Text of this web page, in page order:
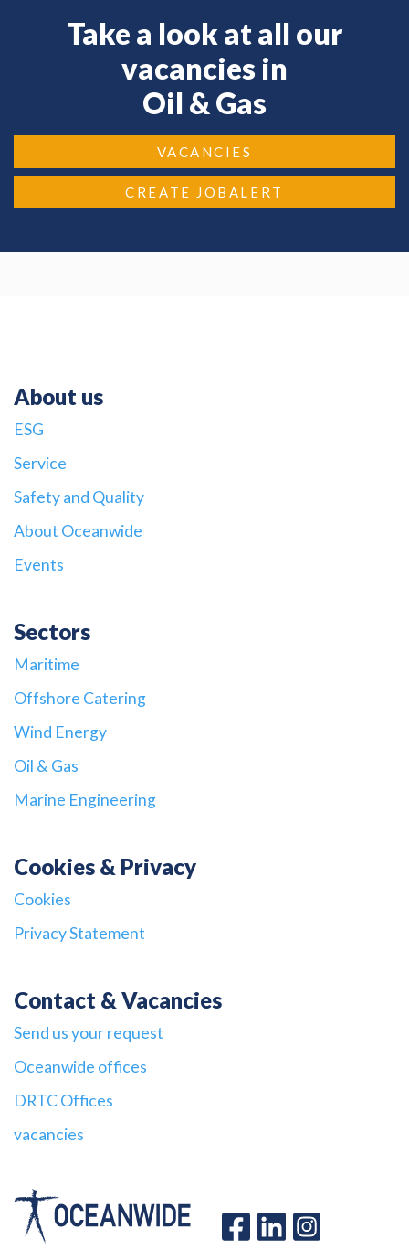
Take a look at all our
vacancies in
Oil & Gas
VACANCIES
CREATE JOBALERT
About us
ESG
Service
Safety and Quality
About Oceanwide
Events
Sectors
Maritime
Offshore Catering
Wind Energy
Oil & Gas
Marine Engineering
Cookies & Privacy
Cookies
Privacy Statement
Contact & Vacancies
Send us your request
Oceanwide offices
DRTC Offices
vacancies